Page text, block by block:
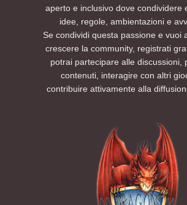
aperto e inclusivo dove condividere
idee, regole, ambientazioni e
Se condividi questa passione e vuoi
crescere la community, registrati
potrai partecipare alle discussioni,
contenuti, interagire con altri
contribuire attivamente alla